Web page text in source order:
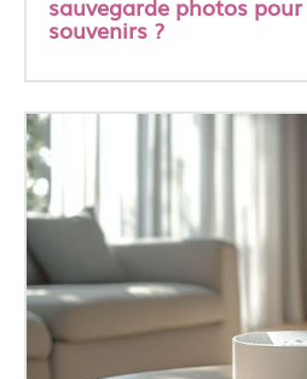
sauvegarde photos
souvenirs ?